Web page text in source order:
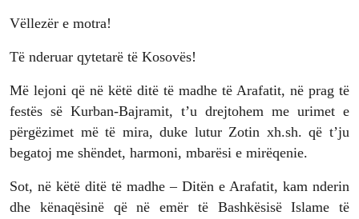
Vëllezër e motra!
Të nderuar qytetarë të Kosovës!
Më lejoni që në këtë ditë të madhe të Arafatit, në prag të
festës së Kurban-Bajramit, t’u drejtohem me urimet e
përgëzimet më të mira, duke lutur Zotin xh.sh. që t’ju
begatoj me shëndet, harmoni, mbarësi e mirëqenie.
Sot, në këtë ditë të madhe – Ditën e Arafatit, kam nderin
dhe kënaqësinë që në emër të Bashkësisë Islame të